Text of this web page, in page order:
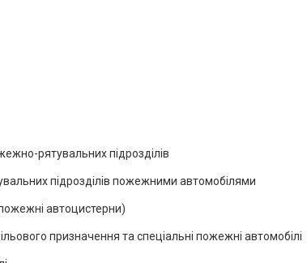
рятувальних підрозділів
підрозділів пожежними автомобілями
автоцистерни)
призначення та спеціальні пожежні автомобілі